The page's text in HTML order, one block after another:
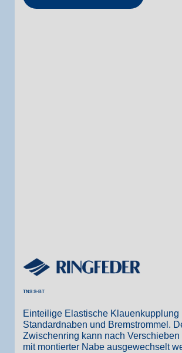
TNS S-BT
Einteilige Elastische Klauenkupplung
Standardnaben und Bremstrommel.
Zwischenring kann nach
mit montierter Nabe ausgewechselt